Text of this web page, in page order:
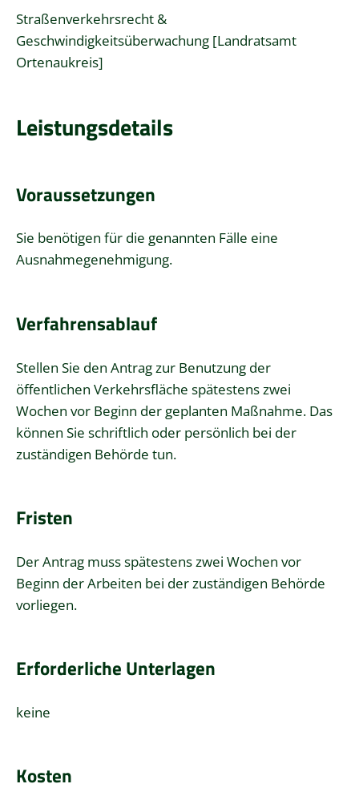
Straßenverkehrsrecht &
Geschwindigkeitsüberwachung [Landratsamt
Ortenaukreis]
Leistungsdetails
Voraussetzungen
Sie benötigen für die genannten Fälle eine
Ausnahmegenehmigung.
Verfahrensablauf
Stellen Sie den Antrag zur Benutzung der
öffentlichen Verkehrsfläche spätestens zwei
Wochen vor Beginn der geplanten Maßnahme. Das
können Sie schriftlich oder persönlich bei der
zuständigen Behörde tun.
Fristen
Der Antrag muss spätestens zwei Wochen vor
Beginn der Arbeiten bei der zuständigen Behörde
vorliegen.
Erforderliche Unterlagen
keine
Kosten